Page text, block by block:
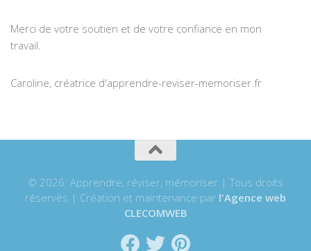
Merci de votre soutien et de votre confiance en mon
travail.
Caroline, créatrice d'apprendre-reviser-memoriser.fr
© 2026. Apprendre, réviser, mémoriser | Tous droits
réservés | Création et maintenance par l'Agence web
CLECOMWEB